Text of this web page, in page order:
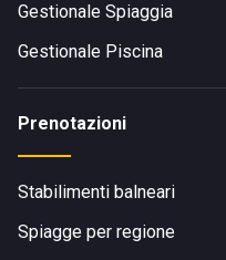
Gestionale Spiaggia
Gestionale Piscina
Prenotazioni
Stabilimenti balneari
Spiagge per regione